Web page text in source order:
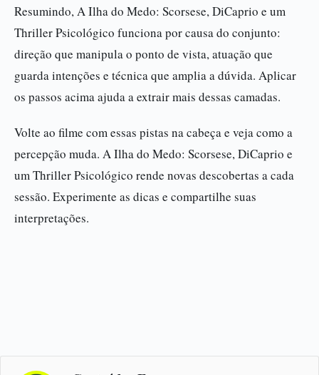
Resumindo, A Ilha do Medo: Scorsese, DiCaprio e um
Thriller Psicológico funciona por causa do conjunto:
direção que manipula o ponto de vista, atuação que
guarda intenções e técnica que amplia a dúvida. Aplicar
os passos acima ajuda a extrair mais dessas camadas.
Volte ao filme com essas pistas na cabeça e veja como a
percepção muda. A Ilha do Medo: Scorsese, DiCaprio e
um Thriller Psicológico rende novas descobertas a cada
sessão. Experimente as dicas e compartilhe suas
interpretações.